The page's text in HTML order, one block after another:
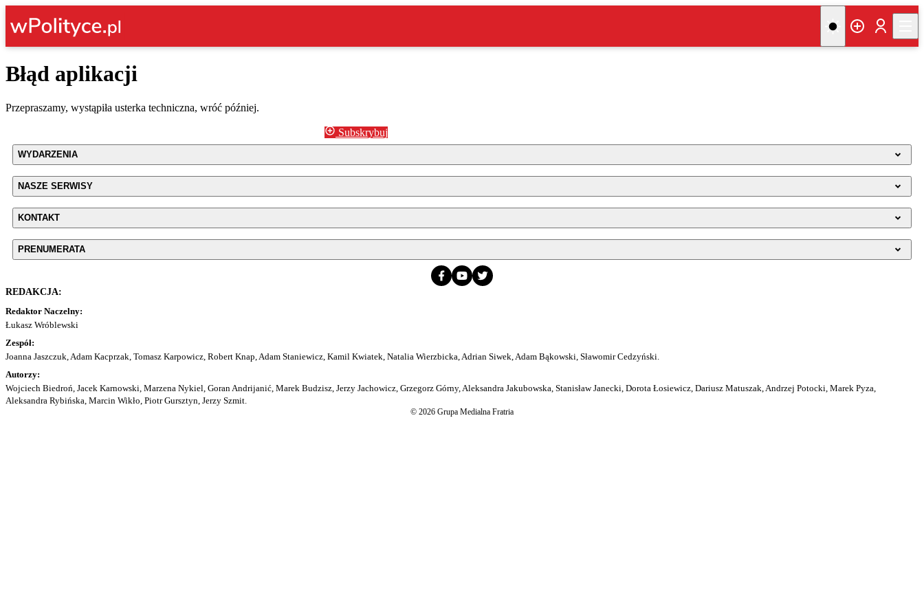
Błąd aplikacji
Przepraszamy, wystąpiła usterka techniczna, wróć później.
Subskrybuj
WYDARZENIA
NASZE SERWISY
KONTAKT
PRENUMERATA
REDAKCJA:
Redaktor Naczelny:
Łukasz Wróblewski
Zespół:
Joanna Jaszczuk, Adam Kacprzak, Tomasz Karpowicz, Robert Knap, Adam Staniewicz, Kamil Kwiatek, Natalia Wierzbicka, Adrian Siwek, Adam Bąkowski, Sławomir Cedzyński.
Autorzy:
Wojciech Biedroń, Jacek Karnowski, Marzena Nykiel, Goran Andrijanić, Marek Budzisz, Jerzy Jachowicz, Grzegorz Górny, Aleksandra Jakubowska, Stanisław Janecki, Dorota Łosiewicz, Dariusz Matuszak, Andrzej Potocki, Marek Pyza,
Aleksandra Rybińska, Marcin Wikło, Piotr Gursztyn, Jerzy Szmit.
© 2026 Grupa Medialna Fratria